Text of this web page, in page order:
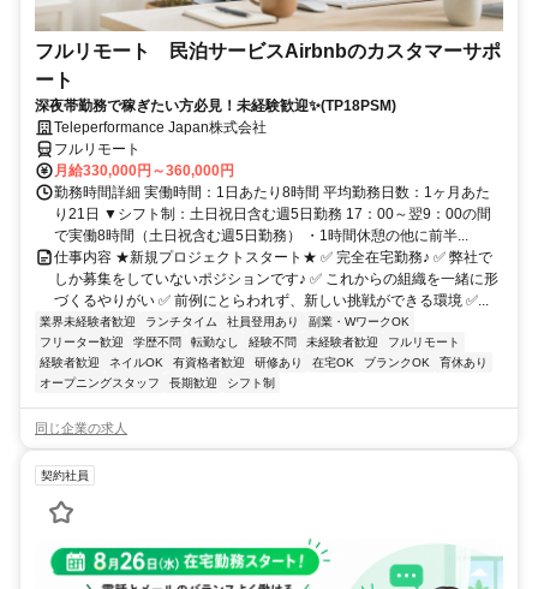
フルリモート 民泊サービスAirbnbのカスタマーサポ
ート
深夜帯勤務で稼ぎたい方必見！未経験歓迎✨(TP18PSM)
Teleperformance Japan株式会社
フルリモート
月給330,000円～360,000円
勤務時間詳細 実働時間：1日あたり8時間 平均勤務日数：1ヶ月あた
り21日 ▼シフト制：土日祝日含む週5日勤務 17：00～翌9：00の間
で実働8時間（土日祝含む週5日勤務） ・1時間休憩の他に前半...
仕事内容 ★新規プロジェクトスタート★ ✅ 完全在宅勤務♪ ✅ 弊社で
しか募集をしていないポジションです♪ ✅ これからの組織を一緒に形
づくるやりがい ✅ 前例にとらわれず、新しい挑戦ができる環境 ✅...
業界未経験者歓迎 ランチタイム 社員登用あり
副業・WワークOK
フリーター歓迎
学歴不問 転勤なし 経験不問 未経験者歓迎
フルリモート
経験者歓迎
ネイルOK 有資格者歓迎 研修あり 在宅OK ブランクOK
育休あり
オープニングスタッフ
長期歓迎 シフト制
同じ企業の求人
契約社員